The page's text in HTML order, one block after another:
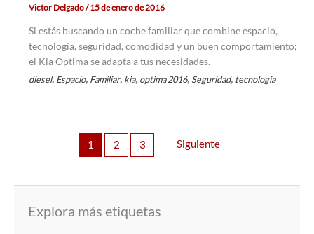
Victor Delgado/15 de enero de 2016
Si estás buscando un coche familiar que combine espacio,
tecnología, seguridad, comodidad y un buen comportamiento;
el Kia Optima se adapta a tus necesidades.
diesel, Espacio, Familiar, kia, optima 2016, Seguridad, tecnologia
1 2 3 Siguiente
Explora más etiquetas